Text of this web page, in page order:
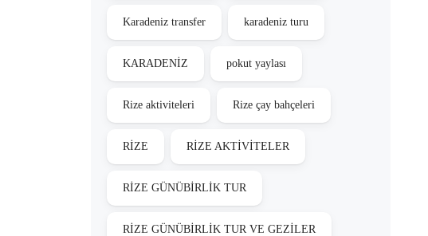
Karadeniz transfer karadeniz turu
KARADENİZ pokut yaylası
Rize aktiviteleri Rize çay bahçeleri
RİZE RİZE AKTİVİTELER
RİZE GÜNÜBİRLİK TUR
RİZE GÜNÜBİRLİK TUR VE GEZİLER